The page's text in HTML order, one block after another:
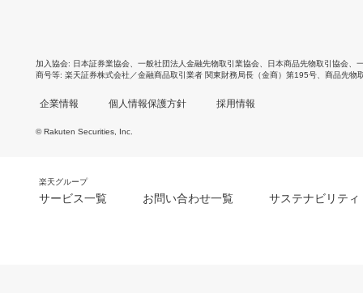
加入協会 日本証券業協会 一般社団法人金融先物取引業協会 日本商品先物取引協会
商号等 楽天証券株式会社／金融商品取引業者 関東財務局長（金商）第195号、商品先物
企業情報 個人情報保護方針 採用情報
© Rakuten Securities, Inc.
楽天グループ
サービス一覧 お問い合わせ一覧 サステナビリティ